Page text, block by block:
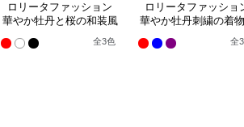
ロリータファッション
華やか牡丹と桜の和装風
着物ワンピース
全3色
ロリータファッショ
華やか牡丹刺繍の着
姫様ワンピース
全3